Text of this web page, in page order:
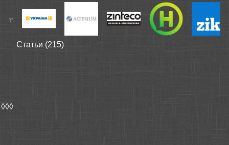
Статьи (215)
◊◊◊